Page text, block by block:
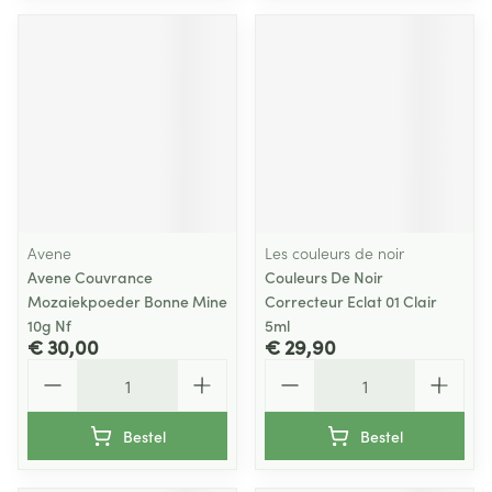
Avene
Avene Couvrance
Mozaiekpoeder Bonne Mine
10g Nf
€ 30,00
Bestel
Les couleurs de noir
Couleurs De Noir
Correcteur Eclat 01 Clair
5ml
€ 29,90
Bestel